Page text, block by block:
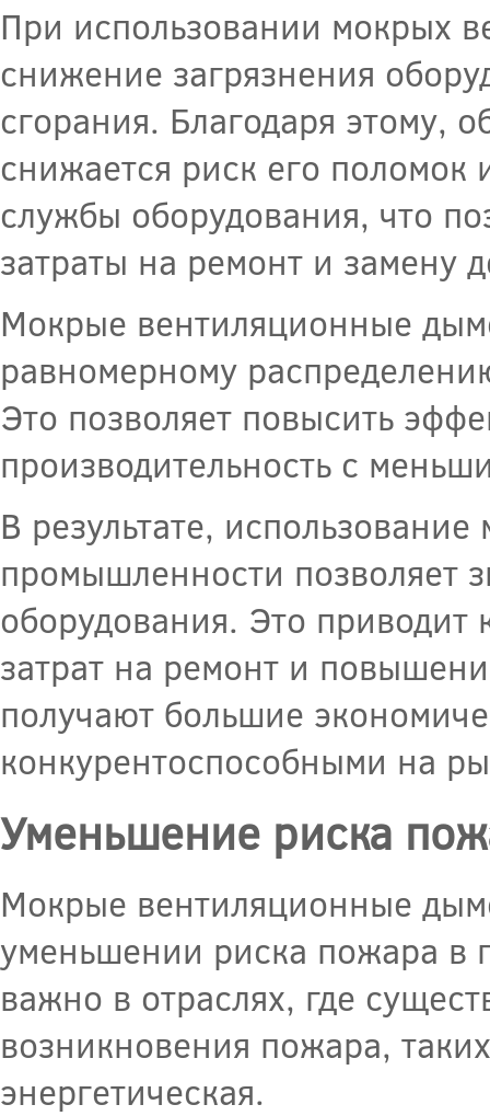
При использовании мокрых
снижение загрязнения
сгорания. Благодаря этому,
снижается риск его поломок
службы оборудования, что
затраты на ремонт и замену
Мокрые вентиляционные
равномерному
Это позволяет повысить
производительность с
В результате,
промышленности позволяет
оборудования. Это
затрат на ремонт и
получают большие
конкурентоспособными на
Уменьшение риска
Мокрые вентиляционные
уменьшении риска пожара в
важно в отраслях, где
возникновения пожара,
энергетическая.